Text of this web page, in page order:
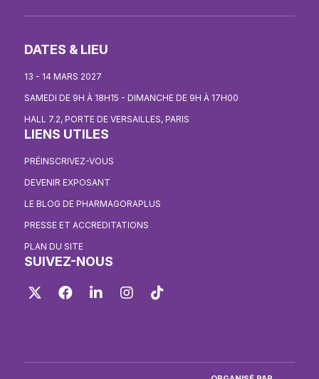
DATES & LIEU
13 - 14 MARS 2027
SAMEDI DE 9H À 18H15 - DIMANCHE DE 9H À 17H00
HALL 7.2, PORTE DE VERSAILLES, PARIS
LIENS UTILES
PRÉINSCRIVEZ-VOUS
DEVENIR EXPOSANT
LE BLOG DE PHARMAGORAPLUS
PRESSE ET ACCREDITATIONS
PLAN DU SITE
SUIVEZ-NOUS
Twitter FacebookLinkedIn Instagram